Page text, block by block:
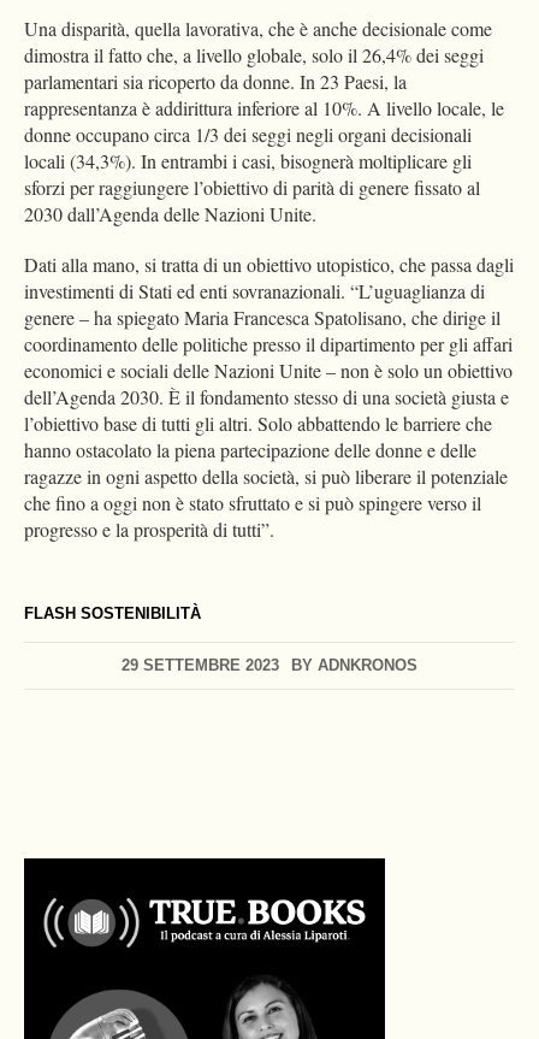
FLASH SOSTENIBILITÀ
29 SETTEMBRE 2023 BY ADNKRONOS
Una disparità, quella lavorativa, che è anche decisionale come
dimostra il fatto che, a livello globale, solo il 26,4% dei seggi
parlamentari sia ricoperto da donne. In 23 Paesi, la
rappresentanza è addirittura inferiore al 10%. A livello locale, le
donne occupano circa 1/3 dei seggi negli organi decisionali
locali (34,3%). In entrambi i casi, bisognerà moltiplicare gli
sforzi per raggiungere l’obiettivo di parità di genere fissato al
2030 dall’Agenda delle Nazioni Unite.
Dati alla mano, si tratta di un obiettivo utopistico, che passa dagli
investimenti di Stati ed enti sovranazionali. “L’uguaglianza di
genere – ha spiegato Maria Francesca Spatolisano, che dirige il
coordinamento delle politiche presso il dipartimento per gli affari
economici e sociali delle Nazioni Unite – non è solo un obiettivo
dell’Agenda 2030. È il fondamento stesso di una società giusta e
l’obiettivo base di tutti gli altri. Solo abbattendo le barriere che
hanno ostacolato la piena partecipazione delle donne e delle
ragazze in ogni aspetto della società, si può liberare il potenziale
che fino a oggi non è stato sfruttato e si può spingere verso il
progresso e la prosperità di tutti”.